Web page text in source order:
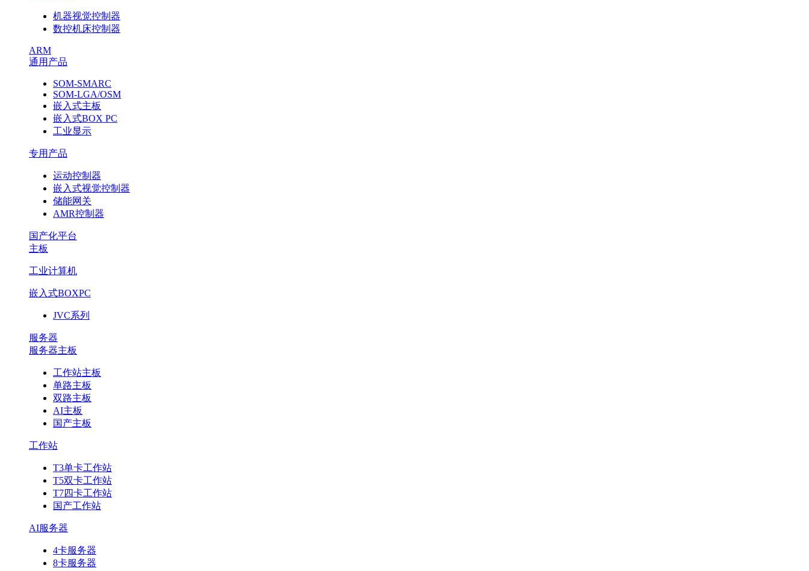
机器视觉控制器
数控机床控制器
ARM
通用产品
SOM-SMARC
SOM-LGA/OSM
嵌入式主板
嵌入式BOX PC
工业显示
专用产品
运动控制器
嵌入式视觉控制器
储能网关
AMR控制器
国产化平台
主板
工业计算机
嵌入式BOXPC
JVC系列
服务器
服务器主板
工作站主板
单路主板
双路主板
AI主板
国产主板
工作站
T3单卡工作站
T5双卡工作站
T7四卡工作站
国产工作站
AI服务器
4卡服务器
8卡服务器